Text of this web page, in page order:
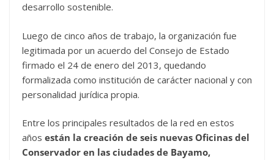
desarrollo sostenible.
Luego de cinco años de trabajo, la organización fue
legitimada por un acuerdo del Consejo de Estado
firmado el 24 de enero del 2013, quedando
formalizada como institución de carácter nacional y con
personalidad jurídica propia.
Entre los principales resultados de la red en estos
años están la creación de seis nuevas Oficinas del
Conservador en las ciudades de Bayamo,